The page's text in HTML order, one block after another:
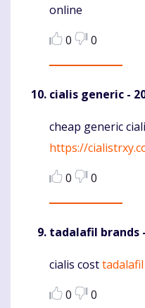
online
0
0
cialis generic -
Komentaras
cheap generic
https://
0
0
tadalafil brands
Komentaras
cialis cost
0
0